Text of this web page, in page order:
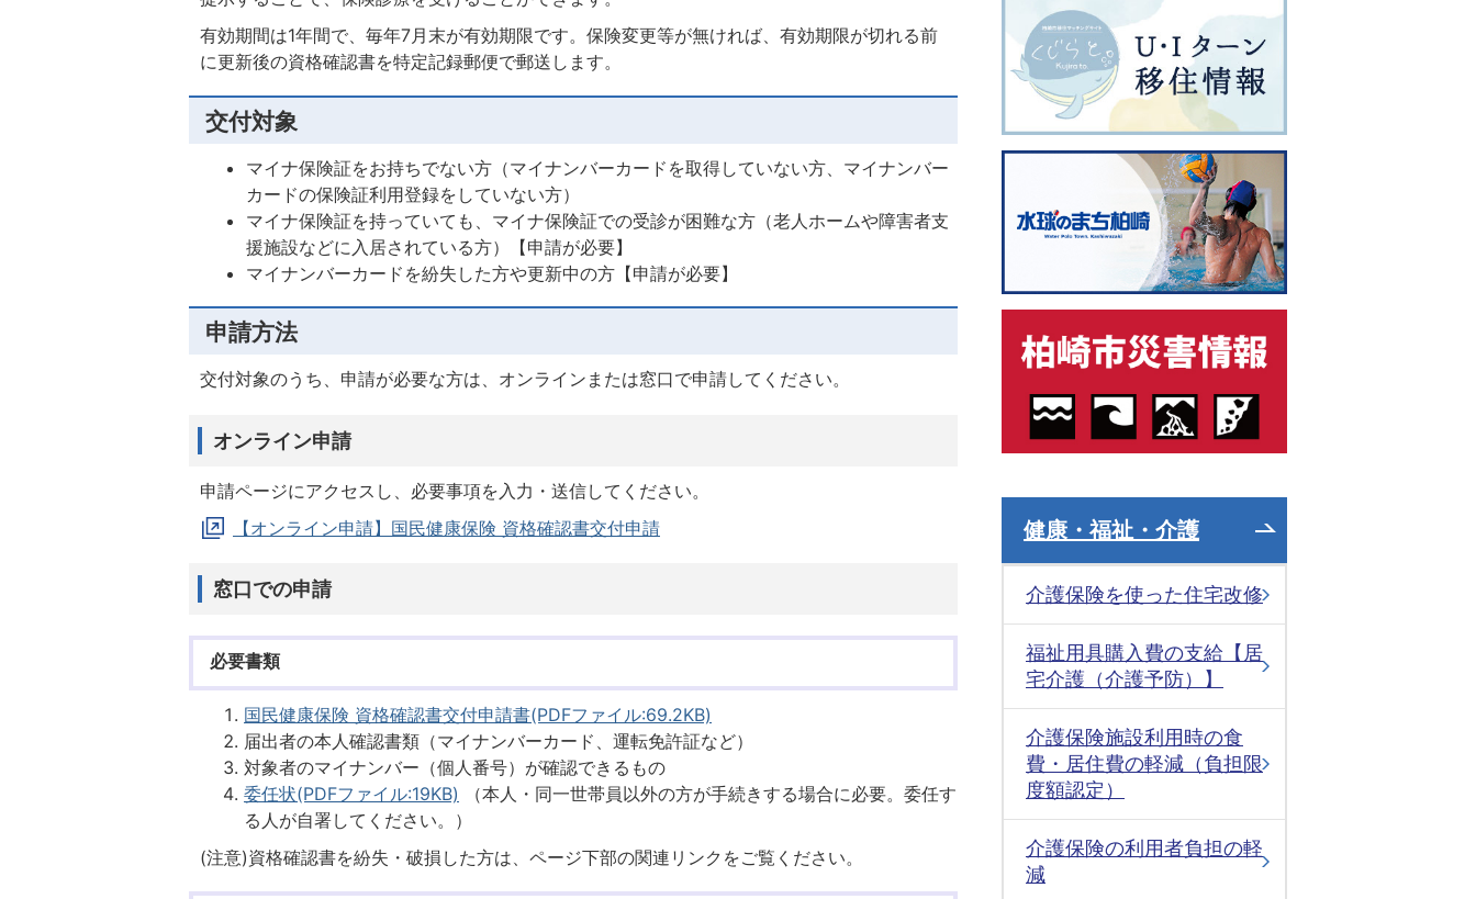
有効期間は1年間で、毎年7月末が有効期限です。保険変更等が無ければ、有効期限が切れる前
に更新後の資格確認書を特定記録郵便で郵送します。
交付対象
マイナ保険証をお持ちでない方（マイナンバーカードを取得していない方、マイナンバー
カードの保険証利用登録をしていない方）
マイナ保険証を持っていても、マイナ保険証での受診が困難な方（老人ホームや障害者支
援施設などに入居されている方）【申請が必要】
マイナンバーカードを紛失した方や更新中の方【申請が必要】
申請方法
交付対象のうち、申請が必要な方は、オンラインまたは窓口で申請してください。
オンライン申請
申請ページにアクセスし、必要事項を入力・送信してください。
【オンライン申請】国民健康保険 資格確認書交付申請
窓口での申請
必要書類
国民健康保険 資格確認書交付申請書(PDFファイル:69.2KB)
届出者の本人確認書類（マイナンバーカード、運転免許証など）
対象者のマイナンバー（個人番号）が確認できるもの
委任状(PDFファイル:19KB) （本人・同一世帯員以外の方が手続きする場合に必要。委任す
る人が自署してください。）
(注意)資格確認書を紛失・破損した方は、ページ下部の関連リンクをご覧ください。
健康・福祉・介護
介護保険を使った住宅改修
福祉用具購入費の支給【居
宅介護（介護予防）】
介護保険施設利用時の食
費・居住費の軽減（負担限
度額認定）
介護保険の利用者負担の軽
減